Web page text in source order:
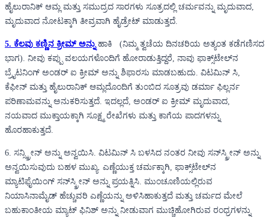
ಹೈಲುರಾನಿಕ್ ಆಮ್ಲ ಮತ್ತು ಸಮುದ್ರದ ಸಾರಗಳು ಸೂತ್ರದಲ್ಲಿ ಚರ್ಮವನ್ನು ಮೃದುವಾದ,
ಮೃದುವಾದ ನೋಟಕ್ಕಾಗಿ ತೀವ್ರವಾಗಿ ಹೈಡ್ರೇಟ್ ಮಾಡುತ್ತದೆ.
5. ಕೆಲವು ಕಣ್ಣಿನ ಕ್ರೀಮ್ ಅನ್ನು ಹಾಕಿ (ನಿಮ್ಮ ತ್ವಚೆಯ ದಿನಚರಿಯ ಅತ್ಯಂತ ಕಡೆಗಣಿಸದ
ಭಾಗ). ನೀವು ಕಪ್ಪು ವಲಯಗಳೊಂದಿಗೆ ಹೋರಾಡುತ್ತಿದ್ದರೆ, ನಾವು ಫಾಕ್ಸ್‌ಟೇಲ್‌ನ
ಬ್ರೈಟನಿಂಗ್ ಅಂಡರ್ ಐ ಕ್ರೀಮ್ ಅನ್ನು ಶಿಫಾರಸು ಮಾಡಬಹುದು. ವಿಟಮಿನ್ ಸಿ,
ಕೆಫೀನ್ ಮತ್ತು ಹೈಲುರಾನಿಕ್ ಆಮ್ಲದೊಂದಿಗೆ ತುಂಬಿದ ಸೂತ್ರವು ಡರ್ಮಾ ಫಿಲ್ಲರ್ನ
ಪರಿಣಾಮವನ್ನು ಅನುಕರಿಸುತ್ತದೆ. ಇದಲ್ಲದೆ, ಅಂಡರ್ ಐ ಕ್ರೀಮ್ ಮೃದುವಾದ,
ನಯವಾದ ಮುಕ್ತಾಯಕ್ಕಾಗಿ ಸೂಕ್ಷ್ಮ ರೇಖೆಗಳು ಮತ್ತು ಕಾಗೆಯ ಪಾದಗಳನ್ನು
ಹೊರಹಾಕುತ್ತದೆ.
6. ಸನ್ಸ್ಕ್ರೀನ್ ಅನ್ನು ಅನ್ವಯಿಸಿ. ವಿಟಮಿನ್ ಸಿ ಬಳಸಿದ ನಂತರ ನೀವು ಸನ್‌ಸ್ಕ್ರೀನ್ ಅನ್ನು
ಅನ್ವಯಿಸುವುದು ಬಹಳ ಮುಖ್ಯ. ಎಣ್ಣೆಯುಕ್ತ ಚರ್ಮಕ್ಕಾಗಿ, ಫಾಕ್ಸ್‌ಟೇಲ್‌ನ
ಮ್ಯಾಟಿಫೈಯಿಂಗ್ ಸನ್‌ಸ್ಕ್ರೀನ್ ಅನ್ನು ಪ್ರಯತ್ನಿಸಿ. ಮುಂಚೂಣಿಯಲ್ಲಿರುವ
ನಿಯಾಸಿನಾಮೈಡ್ ಹೆಚ್ಚುವರಿ ಎಣ್ಣೆಯನ್ನು ಅಳಿಸಿಹಾಕುತ್ತದೆ ಮತ್ತು ಚರ್ಮದ ಮೇಲೆ
ಬಹುಕಾಂತೀಯ ಮ್ಯಾಟ್ ಫಿನಿಶ್ ಅನ್ನು ನೀಡುವಾಗ ಮುಚ್ಚಿಹೋಗಿರುವ ರಂಧ್ರಗಳನ್ನು